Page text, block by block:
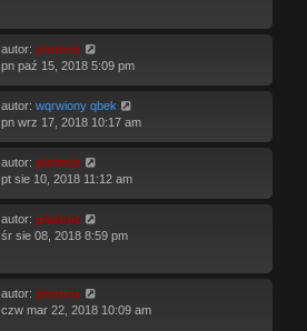
autor: piotrniz
pn paź 15, 2018 5:09 pm
autor: wqrwiony qbek
pn wrz 17, 2018 10:17 am
autor: piotrniz
pt sie 10, 2018 11:12 am
autor: piotrniz
śr sie 08, 2018 8:59 pm
autor: piotrniz
czw mar 22, 2018 10:09 am